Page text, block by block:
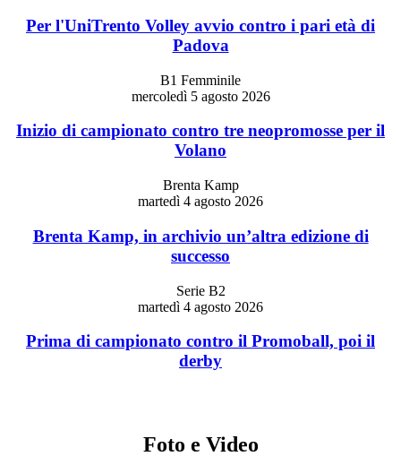
Per l'UniTrento Volley avvio contro i pari età di
Padova
B1 Femminile
mercoledì 5 agosto 2026
Inizio di campionato contro tre neopromosse per il
Volano
Brenta Kamp
martedì 4 agosto 2026
Brenta Kamp, in archivio un’altra edizione di
successo
Serie B2
martedì 4 agosto 2026
Prima di campionato contro il Promoball, poi il
derby
Foto e Video